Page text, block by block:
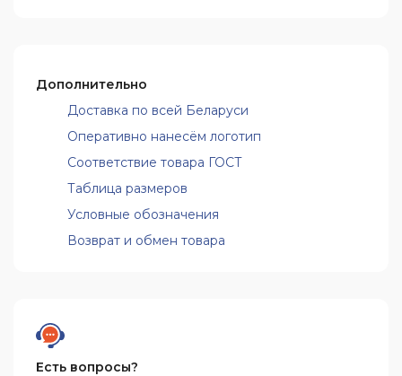
Дополнительно
Доставка по всей Беларуси
Оперативно нанесём логотип
Соответствие товара ГОСТ
Таблица размеров
Условные обозначения
Возврат и обмен товара
Есть вопросы?